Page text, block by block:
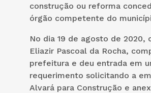
construção ou reforma
órgão competente do
No dia 19 de agosto de 2020,
Eliazir Pascoal da Rocha,
prefeitura e deu entrada em
requerimento solicitando a
Alvará para Construção e